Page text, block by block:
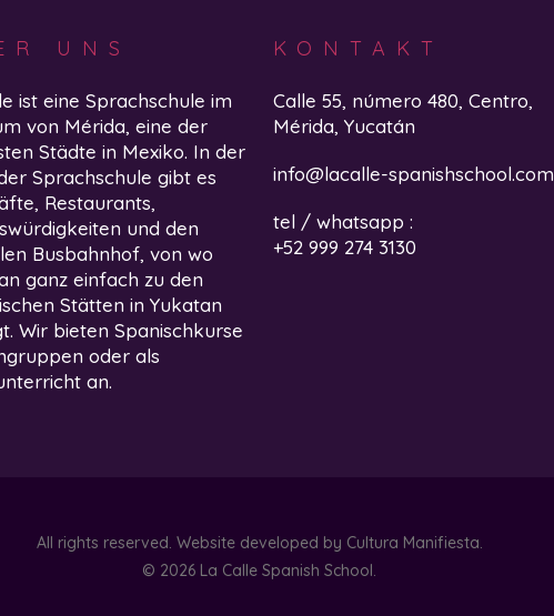
UNS
ist eine Sprachschule im
von Mérida, eine der
Städte in Mexiko. In der
Sprachschule gibt es
Restaurants,
und den
Busbahnhof, von wo
ganz einfach zu den
Stätten in Yukatan
Wir bieten Spanischkurse
oder als
an.
KONTAKT
Calle 55, número 480, Centro,
Mérida, Yucatán
info@lacalle-spanishschool.com
tel / whatsapp :
+52 999 274 3130
All rights reserved. Website developed by Cultura Manifiesta.
© 2026 La Calle Spanish School.